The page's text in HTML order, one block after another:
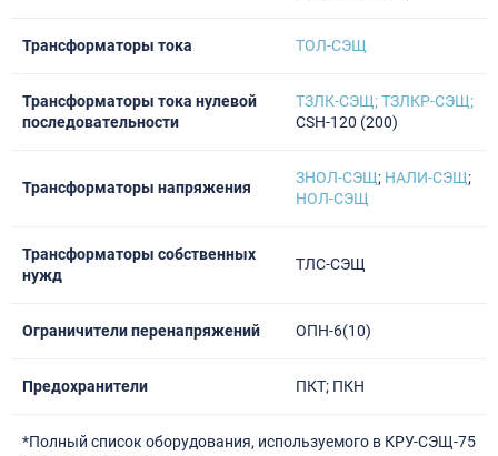
Трансформаторы тока ТОЛ-СЭЩ
Трансформаторы тока нулевой
последовательности
ТЗЛК-СЭЩ; ТЗЛКР-СЭЩ;
CSH-120 (200)
Трансформаторы напряжения
ЗНОЛ-СЭЩ; НАЛИ-СЭЩ;
НОЛ-СЭЩ
Трансформаторы собственных
нужд
ТЛС-СЭЩ
Ограничители перенапряжений ОПН-6(10)
Предохранители ПКТ; ПКН
*Полный список оборудования, используемого в КРУ-СЭЩ-75